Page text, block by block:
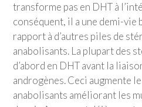
transforme pas en DHT à
conséquent, il a une demi-vie
rapport à d’autres piles de
anabolisants. La plupart des
d’abord en DHT avant la
androgènes. Ceci augmente
anabolisants améliorant les